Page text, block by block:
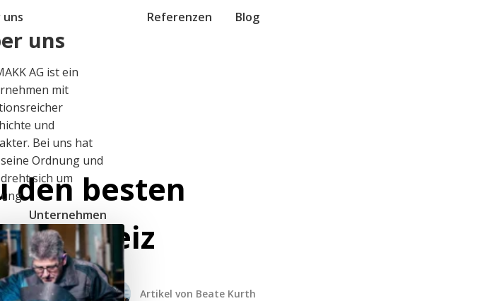
uns
uns
AG ist ein
mit
und
Bei uns hat
Ordnung und
sich um
Unternehmen
Referenzen Blog
den besten
Schweiz
Artikel von Beate Kurth